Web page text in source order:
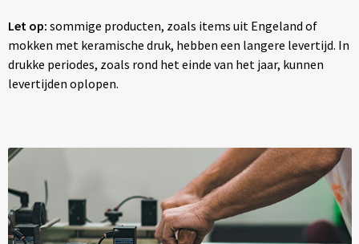
Let op: sommige producten, zoals items uit Engeland of
mokken met keramische druk, hebben een langere levertijd. In
drukke periodes, zoals rond het einde van het jaar, kunnen
levertijden oplopen.